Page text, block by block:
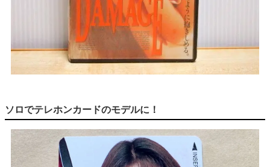
ソロでテレホンカードのモデルに！